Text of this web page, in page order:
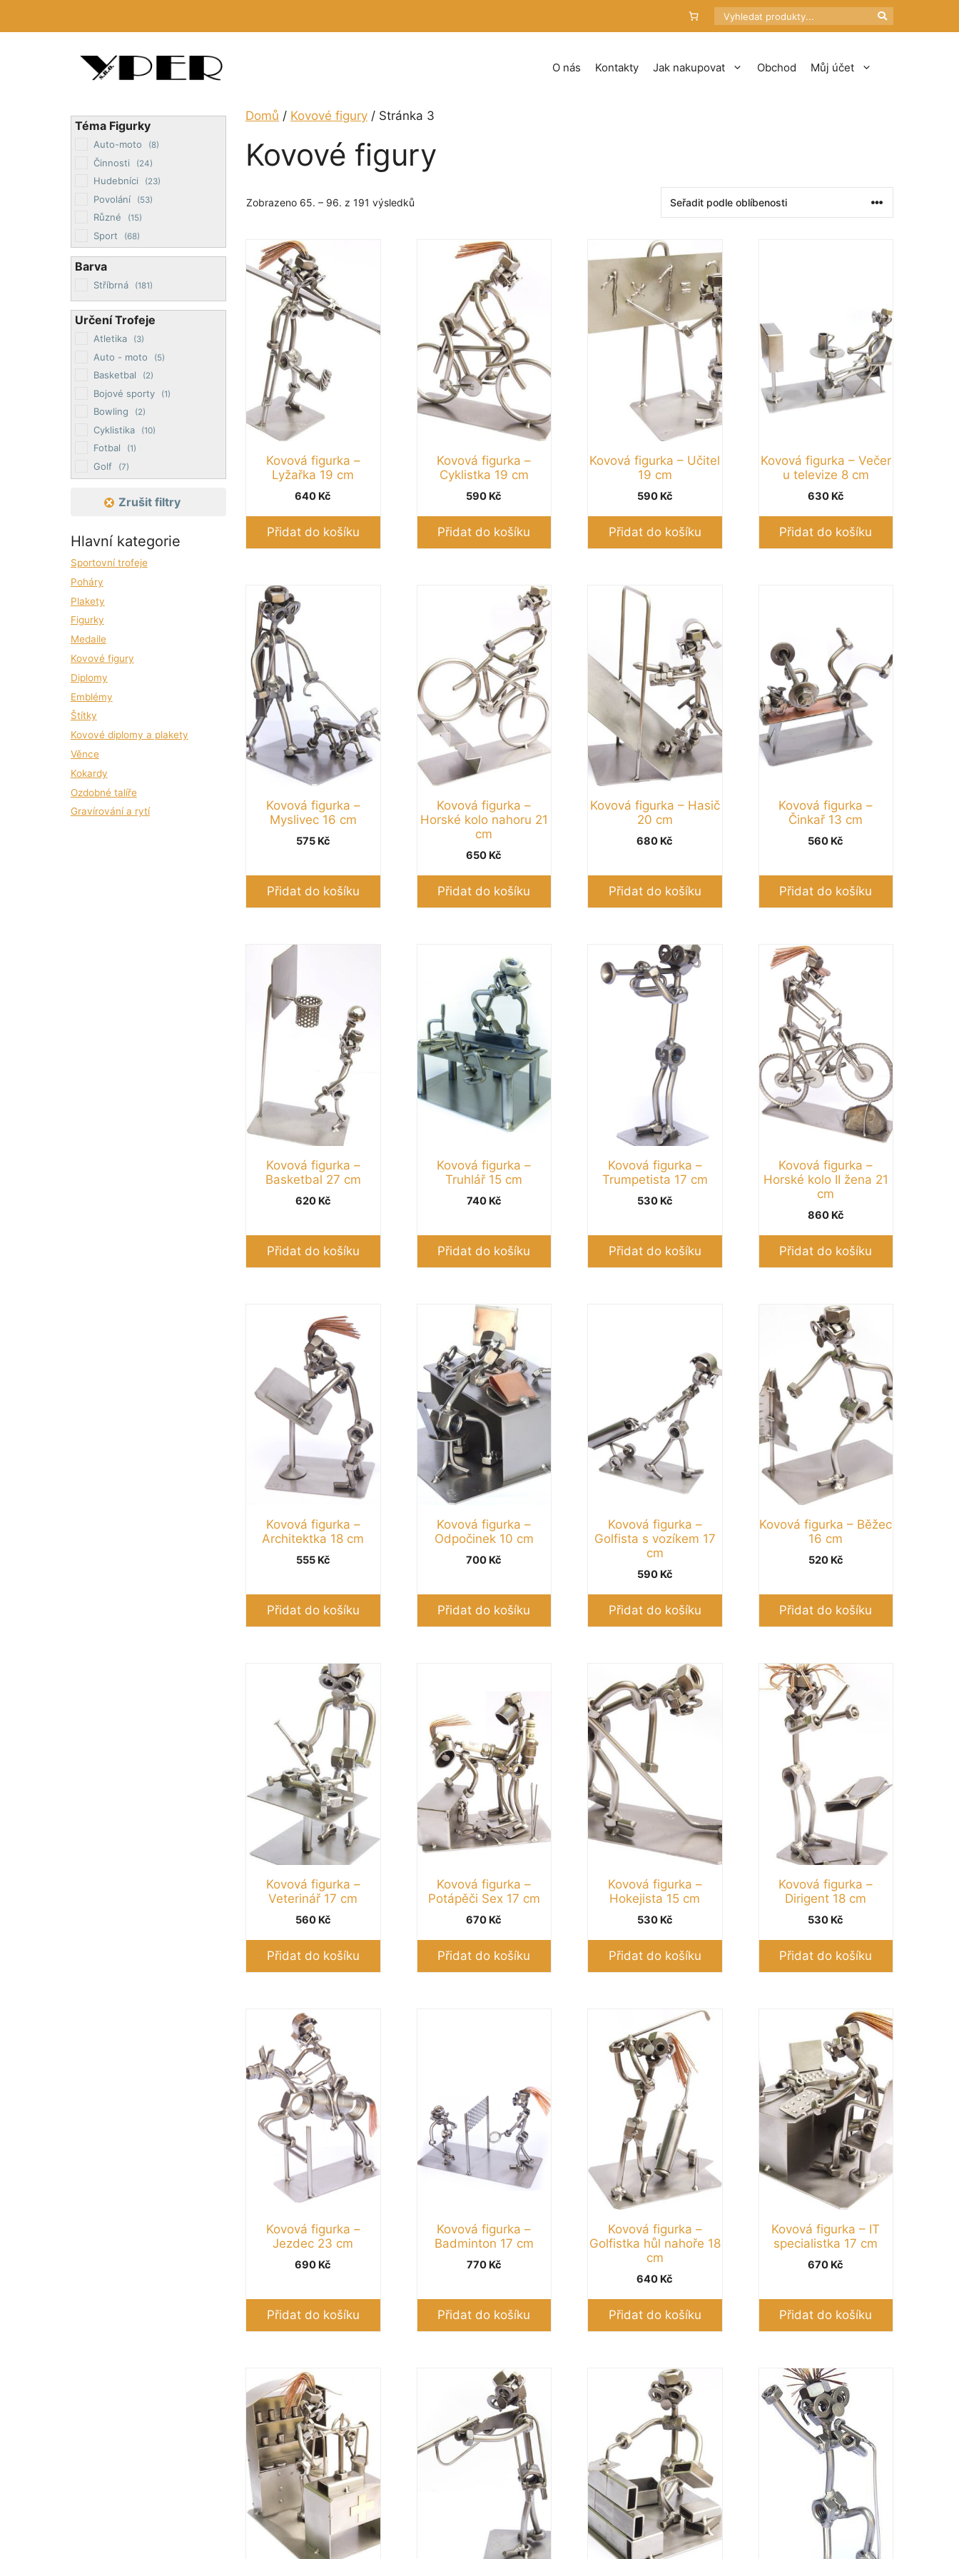
Hledat
O nás Kontakty Jak nakupovat Obchod Můj účet
Domů / Kovové figury / Stránka 3
Kovové figury
Zobrazeno 65. – 96. z 191 výsledků
Kovová figurka –
Lyžařka 19 cm
640 Kč
Přidat do košíku
Kovová figurka –
Cyklistka 19 cm
590 Kč
Přidat do košíku
Kovová figurka – Učitel
19 cm
590 Kč
Přidat do košíku
Kovová figurka – Večer
u televize 8 cm
630 Kč
Přidat do košíku
Kovová figurka –
Myslivec 16 cm
575 Kč
Přidat do košíku
Kovová figurka –
Horské kolo nahoru 21
cm
650 Kč
Přidat do košíku
Kovová figurka – Hasič
20 cm
680 Kč
Přidat do košíku
Kovová figurka –
Činkař 13 cm
560 Kč
Přidat do košíku
Kovová figurka –
Basketbal 27 cm
620 Kč
Přidat do košíku
Kovová figurka –
Truhlář 15 cm
740 Kč
Přidat do košíku
Kovová figurka –
Trumpetista 17 cm
530 Kč
Přidat do košíku
Kovová figurka –
Horské kolo II žena 21
cm
860 Kč
Přidat do košíku
Kovová figurka –
Architektka 18 cm
555 Kč
Přidat do košíku
Kovová figurka –
Odpočinek 10 cm
700 Kč
Přidat do košíku
Kovová figurka –
Golfista s vozíkem 17
cm
590 Kč
Přidat do košíku
Kovová figurka – Běžec
16 cm
520 Kč
Přidat do košíku
Kovová figurka –
Veterinář 17 cm
560 Kč
Přidat do košíku
Kovová figurka –
Potápěči Sex 17 cm
670 Kč
Přidat do košíku
Kovová figurka –
Hokejista 15 cm
530 Kč
Přidat do košíku
Kovová figurka –
Dirigent 18 cm
530 Kč
Přidat do košíku
Kovová figurka –
Jezdec 23 cm
690 Kč
Přidat do košíku
Kovová figurka –
Badminton 17 cm
770 Kč
Přidat do košíku
Kovová figurka –
Golfistka hůl nahoře 18
cm
640 Kč
Přidat do košíku
Kovová figurka – IT
specialistka 17 cm
670 Kč
Přidat do košíku
Téma Figurky
Auto-moto (8)
Činnosti (24)
Hudebníci (23)
Povolání (53)
Různé (15)
Sport (68)
Barva
Stříbrná (181)
Určení Trofeje
Atletika (3)
Auto - moto (5)
Basketbal (2)
Bojové sporty (1)
Bowling (2)
Cyklistika (10)
Fotbal (1)
Golf (7)
Hasiči (1)
Jezdectví (2)
Kulečník (1)
Stolní tenis
Střelba
Tenis
Univerzální
Zvířátka
Zrušit filtry
Hlavní kategorie
Sportovní trofeje
Poháry
Plakety
Figurky
Medaile
Kovové figury
Diplomy
Emblémy
Štítky
Kovové diplomy a plakety
Věnce
Kokardy
Ozdobné talíře
Gravírování a rytí